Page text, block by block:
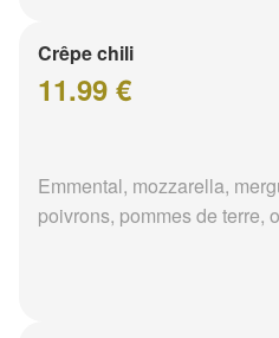
Crêpe chili
11.99 €
Emmental, mozzarella,
poivrons, pommes de terre,